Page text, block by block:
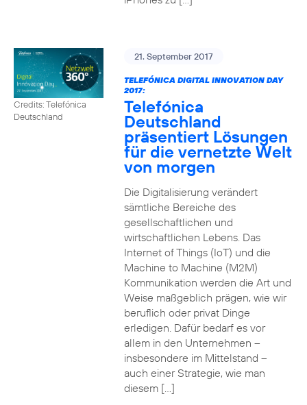
Credits: Telefónica
Deutschland
21. September 2017
TELEFÓNICA DIGITAL INNOVATION DAY
2017:
Telefónica
Deutschland
präsentiert Lösungen
für die vernetzte Welt
von morgen
Die Digitalisierung verändert
sämtliche Bereiche des
gesellschaftlichen und
wirtschaftlichen Lebens. Das
Internet of Things (IoT) und die
Machine to Machine (M2M)
Kommunikation werden die Art und
Weise maßgeblich prägen, wie wir
beruflich oder privat Dinge
erledigen. Dafür bedarf es vor
allem in den Unternehmen –
insbesondere im Mittelstand –
auch einer Strategie, wie man
diesem […]